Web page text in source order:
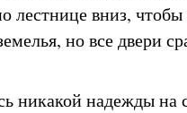
лестнице вниз,
но все двери
никакой надежды на